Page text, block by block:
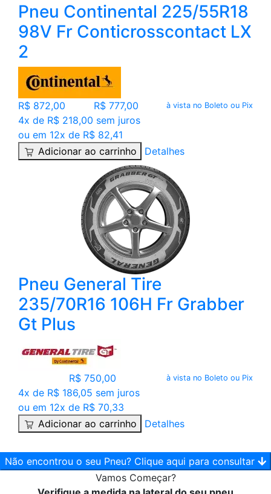
Pneu Continental 225/55R18
98V Fr Conticrosscontact LX
2
R$ 872,00 R$ 777,00 à vista no Boleto ou Pix
4x de R$ 218,00 sem juros
ou em 12x de R$ 82,41
Adicionar ao carrinho
Detalhes
Pneu General Tire
235/70R16 106H Fr Grabber
Gt Plus
R$ 750,00 à vista no Boleto ou Pix
4x de R$ 186,05 sem juros
ou em 12x de R$ 70,33
Adicionar ao carrinho
Detalhes
Não encontrou o seu Pneu? Clique aqui para consultar
Vamos Começar?